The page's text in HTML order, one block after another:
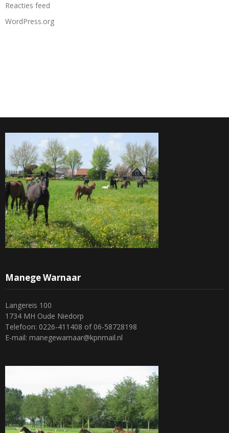
Reacties feed
WordPress.org
Manege Warnaar
Langereis 100
1734 MH Oude Niedorp
Telefoon: 0226-411408 of 06-58728198
E-mail: manegewarnaar@kpnmail.nl